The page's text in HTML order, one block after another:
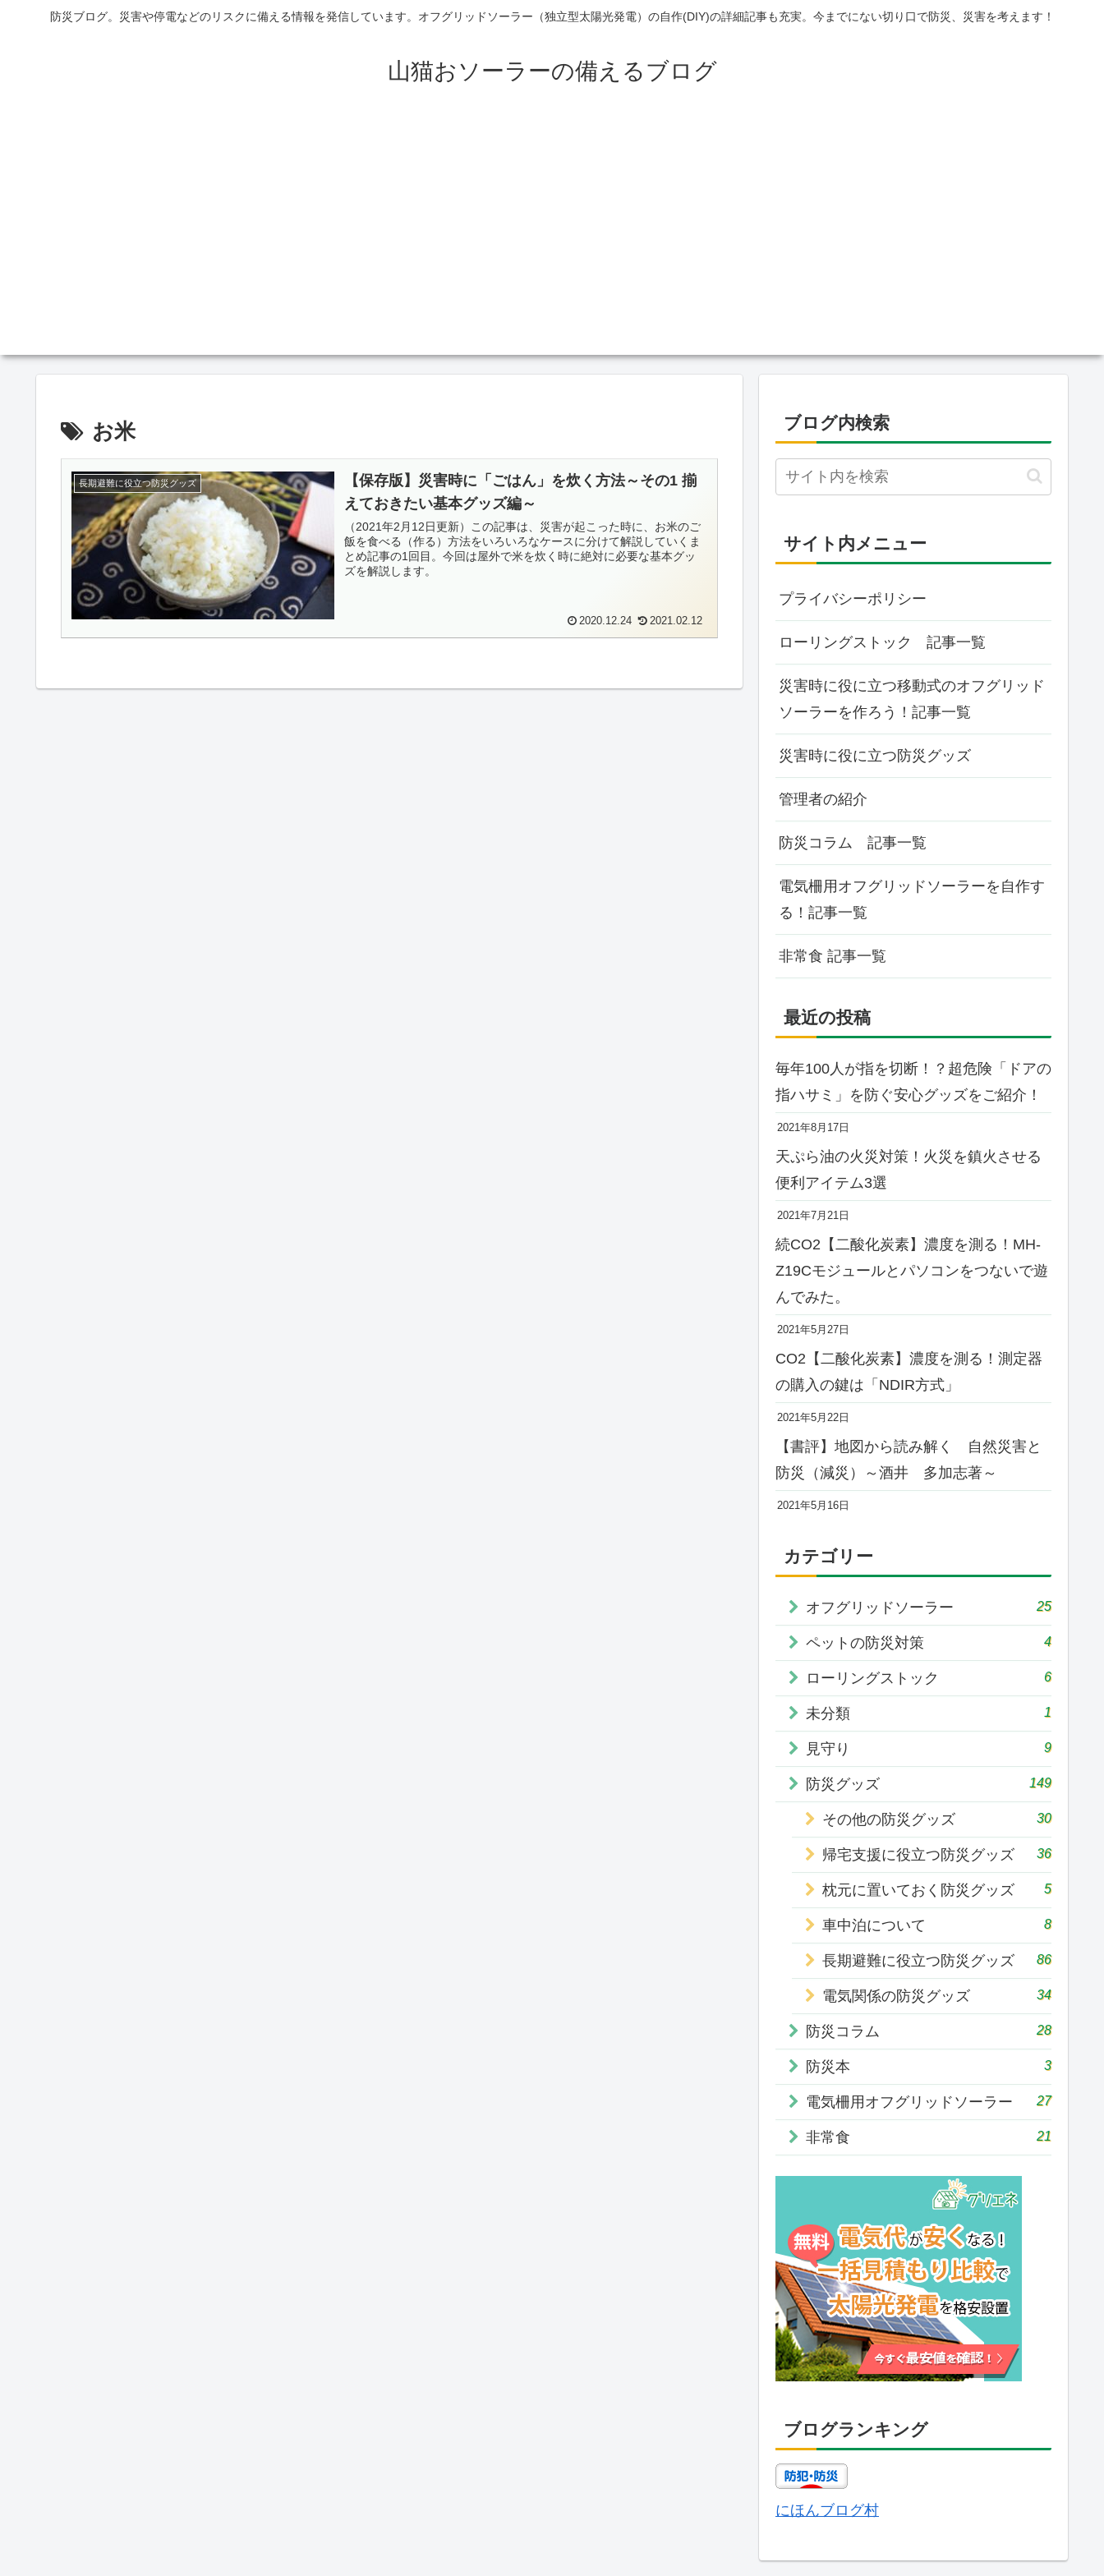
防災ブログ。災害や停電などのリスクに備える情報を発信しています。オフグリッドソーラー（独立型太陽光発電）の自作(DIY)の詳細記事も充実。今までにない切り口で防災、災害を考えます！
山猫おソーラーの備えるブログ
お米
長期避難に役立つ防災グッズ
【保存版】災害時に「ごはん」を炊く方法～その1 揃
えておきたい基本グッズ編～
（2021年2月12日更新）この記事は、災害が起こった時に、お米のご
飯を食べる（作る）方法をいろいろなケースに分けて解説していくま
とめ記事の1回目。今回は屋外で米を炊く時に絶対に必要な基本グッ
ズを解説します。
2020.12.24 2021.02.12
ブログ内検索
サイト内メニュー
プライバシーポリシー
ローリングストック 記事一覧
災害時に役に立つ移動式のオフグリッド
ソーラーを作ろう！記事一覧
災害時に役に立つ防災グッズ
管理者の紹介
防災コラム 記事一覧
電気柵用オフグリッドソーラーを自作す
る！記事一覧
非常食 記事一覧
最近の投稿
毎年100人が指を切断！？超危険「ドアの
指ハサミ」を防ぐ安心グッズをご紹介！
2021年8月17日
天ぷら油の火災対策！火災を鎮火させる
便利アイテム3選
2021年7月21日
続CO2【二酸化炭素】濃度を測る！MH-
Z19Cモジュールとパソコンをつないで遊
んでみた。
2021年5月27日
CO2【二酸化炭素】濃度を測る！測定器
の購入の鍵は「NDIR方式」
2021年5月22日
【書評】地図から読み解く 自然災害と
防災（減災）～酒井 多加志著～
2021年5月16日
カテゴリー
オフグリッドソーラー 25
ペットの防災対策 4
ローリングストック 6
未分類 1
見守り 9
防災グッズ 149
その他の防災グッズ 30
帰宅支援に役立つ防災グッズ 36
枕元に置いておく防災グッズ 5
車中泊について 8
長期避難に役立つ防災グッズ 86
電気関係の防災グッズ 34
防災コラム 28
防災本 3
電気柵用オフグリッドソーラー 27
非常食 21
ブログランキング
にほんブログ村